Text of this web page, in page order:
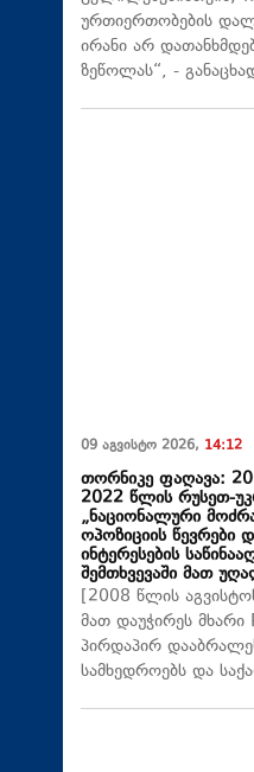
ურთიერთობების
ირანი არ
ზეწოლას“, -
09 აგვისტო 2026, 14:12
თორნიკე ფაღავა:
2022 წლის რუსეთ-
„ნაციონალური
ოპოზიციის წევრები
ინტერესების
შემთხვევაში მათ
[2008 წლის
მათ დაუჭირეს
პირდაპირ
სამხედროებს და